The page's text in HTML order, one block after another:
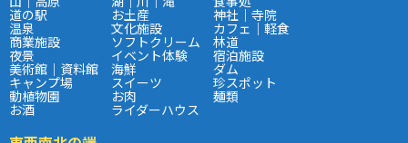
道の駅 お土産 神社｜寺院
温泉 文化施設 カフェ｜軽食
商業施設 ソフトクリーム 林道
夜景 イベント体験 宿泊施設
美術館｜資料館 海鮮 ダム
キャンプ場 スイーツ 珍スポット
動植物園 お肉 麺類
お酒 ライダーハウス